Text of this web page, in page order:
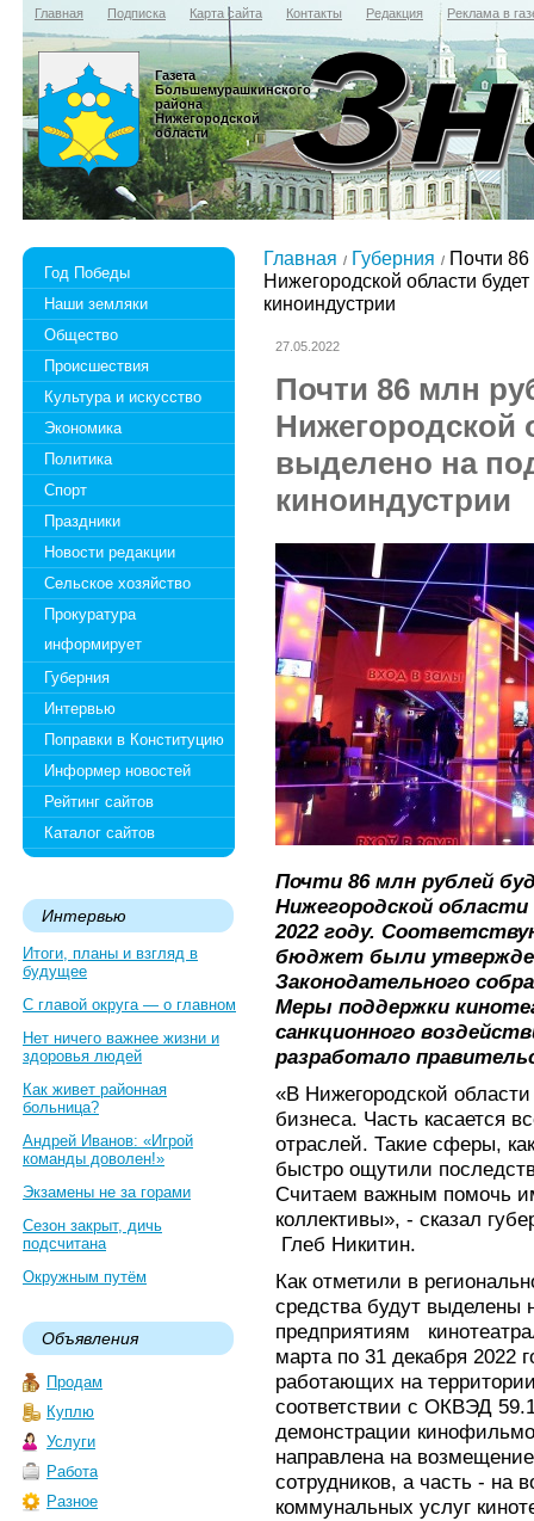
Главная Подписка Карта сайта Контакты Редакция Реклама в
Газета
Большемурашкинского
района
Нижегородской
области
Год Победы
Наши земляки
Общество
Происшествия
Культура и искусство
Экономика
Политика
Спорт
Праздники
Новости редакции
Сельское хозяйство
Прокуратура
информирует
Губерния
Интервью
Поправки в Конституцию
Информер новостей
Рейтинг сайтов
Каталог сайтов
Интервью
Итоги, планы и взгляд в
будущее
С главой округа — о главном
Нет ничего важнее жизни и
здоровья людей
Как живет районная
больница?
Андрей Иванов: «Игрой
команды доволен!»
Экзамены не за горами
Сезон закрыт, дичь
подсчитана
Окружным путём
Объявления
Продам
Куплю
Услуги
Работа
Разное
Главная Губерния
Почти
Нижегородской области
киноиндустрии
27.05.2022
Почти 86 млн
Нижегородской
выделено на
киноиндустрии
Почти 86 млн рублей
Нижегородской
2022 году.
бюджет были
Законодательного
Меры поддержки
санкционного
разработало
«В Нижегородской
бизнеса. Часть касается
отраслей. Такие сферы,
быстро ощутили
Считаем важным помочь
коллективы», - сказал
Глеб Никитин.
Как отметили в
средства будут
предприятиям
марта по 31 декабря 2022
работающих на
соответствии с ОКВЭД
демонстрации
направлена на
сотрудников, а часть - на
коммунальных услуг